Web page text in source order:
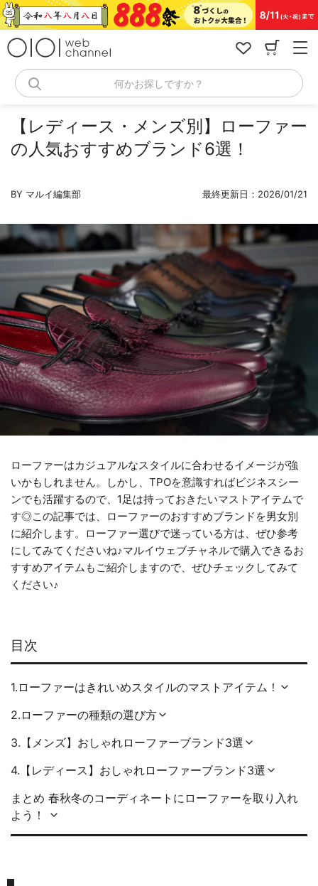
コ
ン
何かお探しですか？
【レディース・メンズ別】ローファー
の人気おすすめブランド6選！
BY マルイ編集部 最終更新日：2026/01/21
ローファーはカジュアルなスタイルに合わせるイメージが強
いかもしれません。しかし、TPOを意識すればビジネスシー
ンでも活躍するので、1足は持っておきたいマストアイテムで
す◎この記事では、ローファーのおすすめブランドを男女別
に紹介します。ローファー選びで迷っている方は、ぜひ参考
にしてみてくださいね♪マルイウェブチャネルで購入できるお
すすめアイテムもご紹介しますので、ぜひチェックしてみて
ください♪
目次
1.ローファーはきれいめスタイルのマストアイテム！
2.ローファーの種類の選び方
3.【メンズ】おしゃれローファーブランド3選
4.【レディース】おしゃれローファーブランド3選
まとめ 春秋冬のコーディネートにローファーを取り入れ
よう！